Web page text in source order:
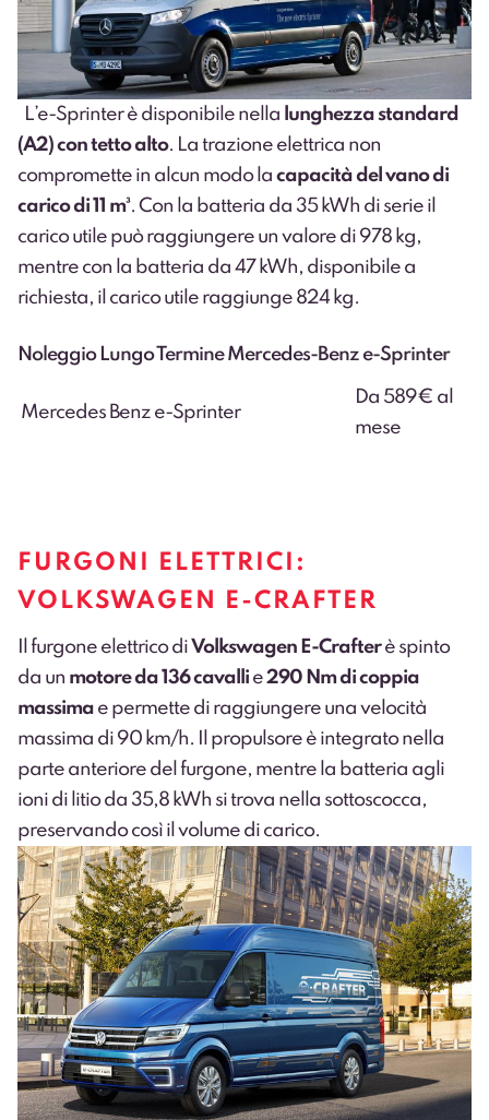
L’e-Sprinter è disponibile nella lunghezza standard
(A2) con tetto alto. La trazione elettrica non
compromette in alcun modo la capacità del vano di
carico di 11 m³. Con la batteria da 35 kWh di serie il
carico utile può raggiungere un valore di 978 kg,
mentre con la batteria da 47 kWh, disponibile a
richiesta, il carico utile raggiunge 824 kg.
Noleggio Lungo Termine Mercedes-Benz e-Sprinter
Mercedes Benz e-Sprinter
Da 589€ al
mese
FURGONI ELETTRICI:
VOLKSWAGEN E-CRAFTER
Il furgone elettrico diVolkswagen E-Crafterè spinto
da un motore da 136 cavalli e290 Nm di coppia
massima e permette di raggiungere una velocità
massima di 90 km/h. Il propulsore è integrato nella
parte anteriore del furgone, mentre la batteria agli
ioni di litio da 35,8 kWh si trova nella sottoscocca,
preservando così il volume di carico.